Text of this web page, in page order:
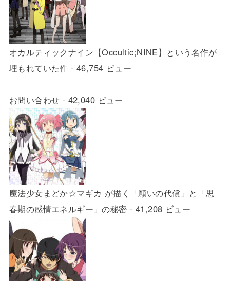
オカルティックナイン【Occultic;NINE】という名作が
埋もれていた件 - 46,754 ビュー
お問い合わせ - 42,040 ビュー
魔法少女まどか☆マギカ が描く「願いの代償」と「思
春期の感情エネルギー」の秘密 - 41,208 ビュー